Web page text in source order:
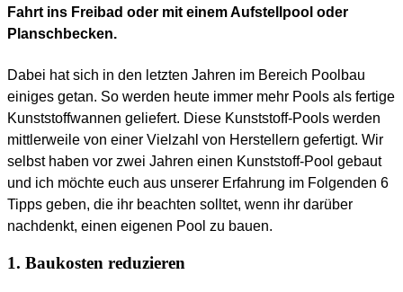
Fahrt ins Freibad oder mit einem Aufstellpool oder
Planschbecken.
Dabei hat sich in den letzten Jahren im Bereich Poolbau
einiges getan. So werden heute immer mehr Pools als fertige
Kunststoffwannen geliefert. Diese Kunststoff-Pools werden
mittlerweile von einer Vielzahl von Herstellern gefertigt. Wir
selbst haben vor zwei Jahren einen Kunststoff-Pool gebaut
und ich möchte euch aus unserer Erfahrung im Folgenden 6
Tipps geben, die ihr beachten solltet, wenn ihr darüber
nachdenkt, einen eigenen Pool zu bauen.
1. Baukosten reduzieren